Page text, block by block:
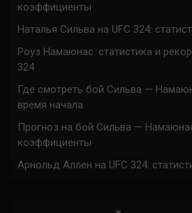
коэффициенты
Наталья Сильва на UFC 324:
Роуз Намаюнас: статистика и
324
Где смотреть бой Сильва —
время начала
Прогноз на бой Сильва —
коэффициенты
Арнольд Аллен на UFC 324: